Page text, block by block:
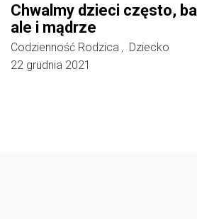
Chwalmy dzieci często,
ale i mądrze
Codzienność Rodzica ,
Dziecko
22 grudnia 2021